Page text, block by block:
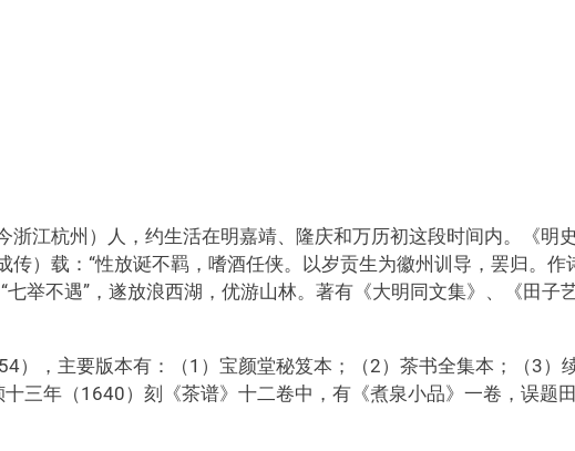
浙江杭州）人，约生活在明嘉靖、隆庆和万历初这段时间内。《明
传）载：“性放诞不羁，嗜酒任侠。以岁贡生为徽州训导，罢归。作
举不遇”，遂放浪西湖，优游山林。著有《大明同文集》、《田子
），主要版本有：（1）宝颜堂秘笈本；（2）茶书全集本；（3）
三年（1640）刻《茶谱》十二卷中，有《煮泉小品》一卷，误题